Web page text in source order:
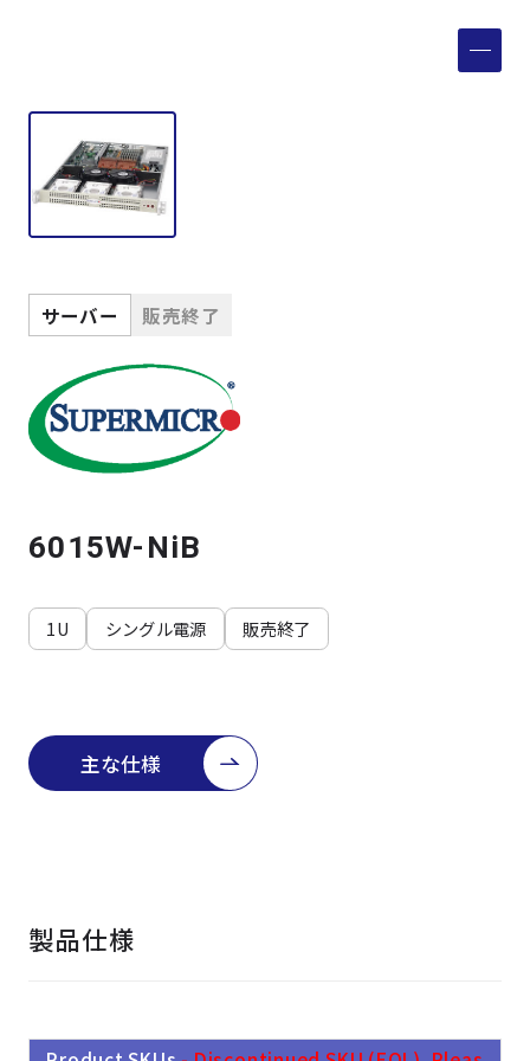
よくある質問
サービス
サポート
会社案内
サーバー 販売終了
6015W-NiB
1U シングル電源 販売終了
主な仕様
製品仕様